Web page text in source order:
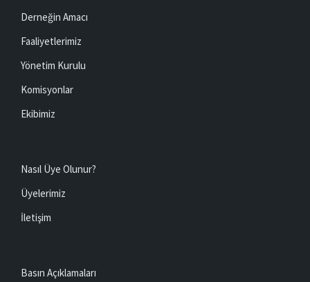
Derneğin Amacı
Faaliyetlerimiz
Yönetim Kurulu
Komisyonlar
Ekibimiz
Nasıl Üye Olunur?
Üyelerimiz
İletişim
Basın Açıklamaları